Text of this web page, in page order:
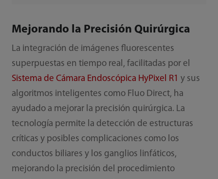
Mejorando la Precisión Quirúrgica
La integración de imágenes fluorescentes
superpuestas en tiempo real, facilitadas por el
Sistema de Cámara Endoscópica HyPixel R1 y sus
algoritmos inteligentes como Fluo Direct, ha
ayudado a mejorar la precisión quirúrgica. La
tecnología permite la detección de estructuras
críticas y posibles complicaciones como los
conductos biliares y los ganglios linfáticos,
mejorando la precisión del procedimiento